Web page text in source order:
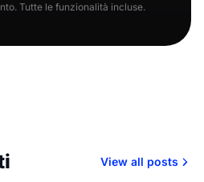
Tutte le funzionalità incluse.
View all posts